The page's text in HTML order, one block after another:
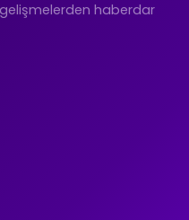
haberdar